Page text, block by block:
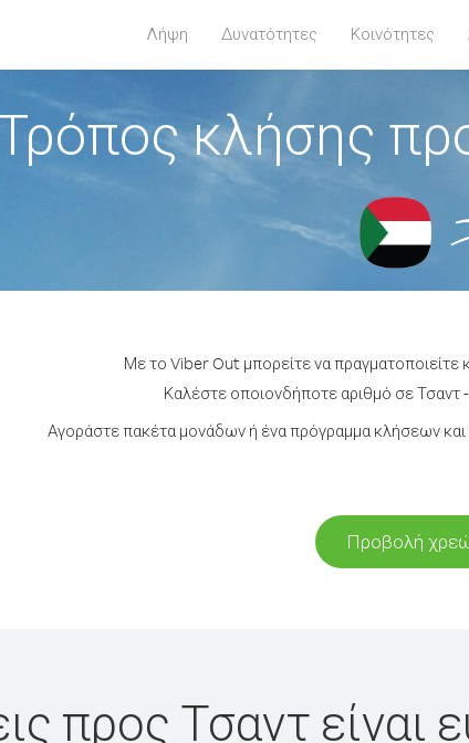
Λήψη Δυνατότητες Κοινότητες
κλήσης
Με το Viber Out μπορείτε να
Καλέστε οποιονδήποτε αριθμό σε Τσαντ
Αγοράστε πακέτα μονάδων ή ένα πρόγραμμα κλήσεων
Προβολή
προς Τσαντ